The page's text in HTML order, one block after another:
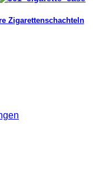
Zigarettenschachteln